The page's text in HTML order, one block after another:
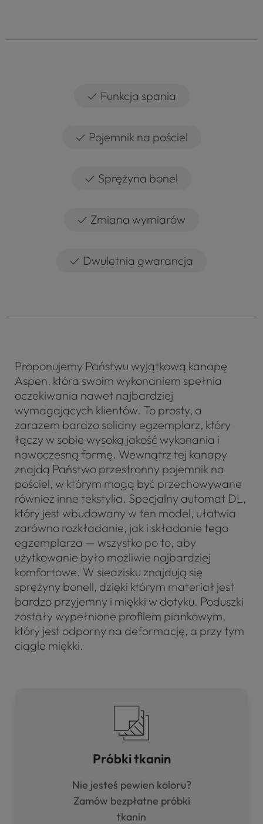
✓ Funkcja spania
✓ Pojemnik na pościel
✓ Sprężyna bonel
✓ Zmiana wymiarów
✓ Dwuletnia gwarancja
Proponujemy Państwu wyjątkową kanapę
Aspen, która swoim wykonaniem spełnia
oczekiwania nawet najbardziej
wymagających klientów. To prosty, a
zarazem bardzo solidny egzemplarz, który
łączy w sobie wysoką jakość wykonania i
nowoczesną formę. Wewnątrz tej kanapy
znajdą Państwo przestronny pojemnik na
pościel, w którym mogą być przechowywane
również inne tekstylia. Specjalny automat DL,
który jest wbudowany w ten model, ułatwia
zarówno rozkładanie, jak i składanie tego
egzemplarza — wszystko po to, aby
użytkowanie było możliwie najbardziej
komfortowe. W siedzisku znajdują się
sprężyny bonell, dzięki którym materiał jest
bardzo przyjemny i miękki w dotyku. Poduszki
zostały wypełnione profilem piankowym,
który jest odporny na deformację, a przy tym
ciągle miękki.
Próbki tkanin
Nie jesteś pewien koloru?
Zamów bezpłatne próbki
tkanin